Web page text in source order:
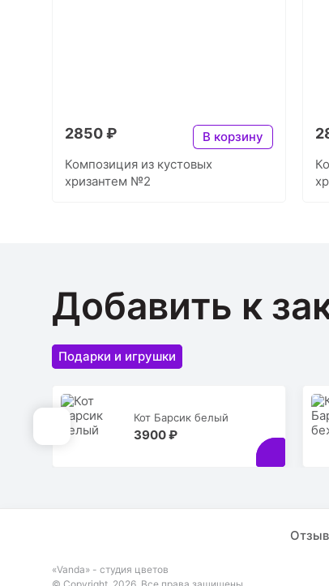
Композиция из кустовых
хризантем №2
2850 ₽
В корзину
Добавить к
Подарки и игрушки
Кот Барсик белый
3900 ₽
«Vanda» - студия цветов